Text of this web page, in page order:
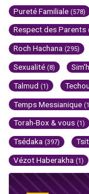
Pureté Familiale (578)
Respect des Parents
Roch Hachana (295)
Sexualité (8)
Talmud (1)
Temps Messianique
Torah-Box & vous (1)
Tsédaka (397)
Vézot Haberakha (1)